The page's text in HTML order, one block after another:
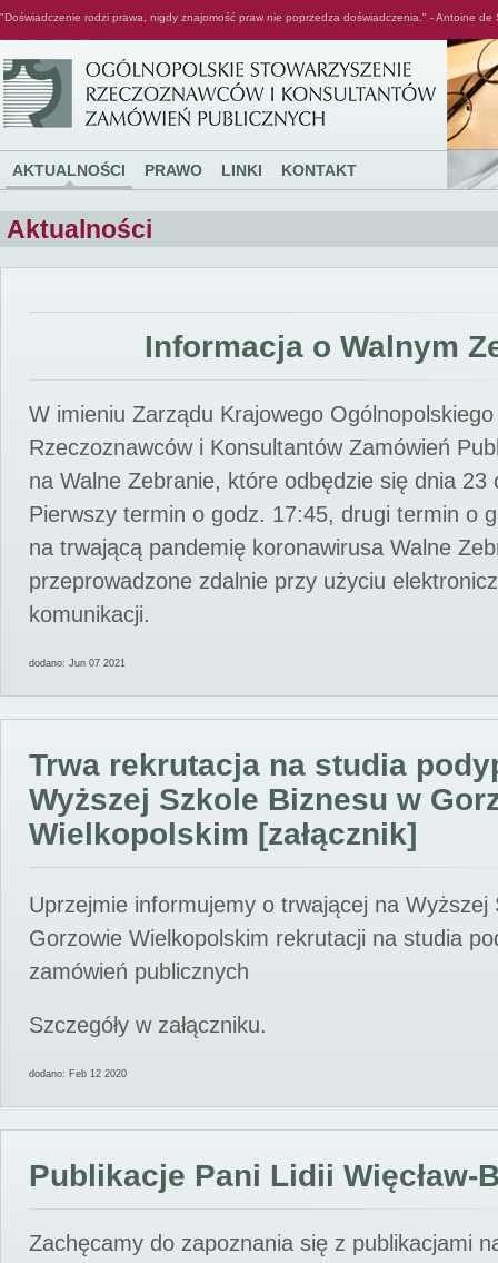
"Doświadczenie rodzi prawa, nigdy znajomość praw nie poprzedza doświadczenia." - Antoine de
AKTUALNOŚCI PRAWO LINKI KONTAKT
Aktualności
Informacja o Walnym
W imieniu Zarządu Krajowego
Rzeczoznawców i Konsultantów Zamówień
na Walne Zebranie, które odbędzie się dnia 23
Pierwszy termin o godz. 17:45, drugi termin o
na trwającą pandemię koronawirusa Walne
przeprowadzone zdalnie przy użyciu
komunikacji.
dodano: Jun 07 2021
Trwa rekrutacja na studia
Wyższej Szkole Biznesu w
Wielkopolskim [załącznik]
Uprzejmie informujemy o trwającej na Wyższej
Gorzowie Wielkopolskim rekrutacji na studia
zamówień publicznych
Szczegóły w załączniku.
dodano: Feb 12 2020
Publikacje Pani Lidii Więcław-
Zachęcamy do zapoznania się z publikacjami